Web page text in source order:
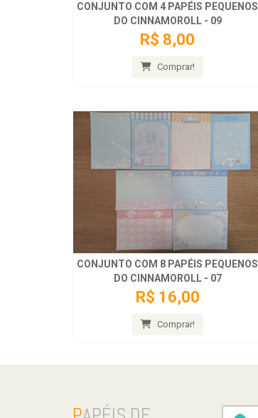
CONJUNTO COM 4 PAPÉIS PEQUENOS
DO CINNAMOROLL - 09
R$ 8,00
Comprar!
CONJUNTO COM 8 PAPÉIS PEQUENOS
DO CINNAMOROLL - 07
R$ 16,00
Comprar!